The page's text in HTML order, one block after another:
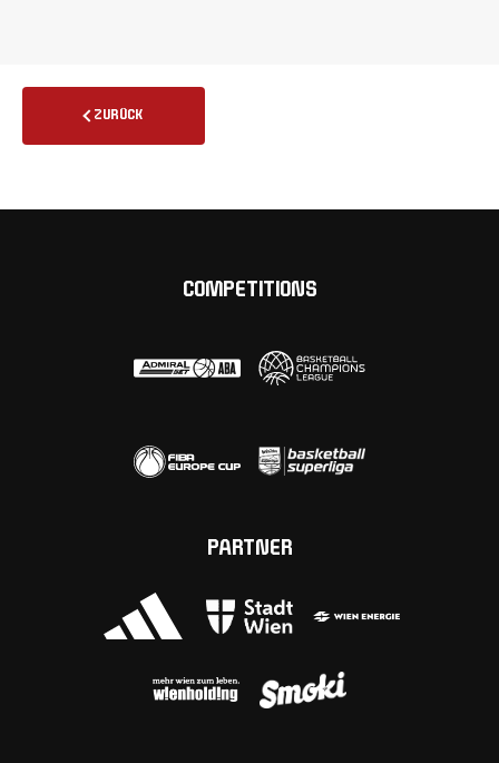
ZURÜCK
COMPETITIONS
PARTNER